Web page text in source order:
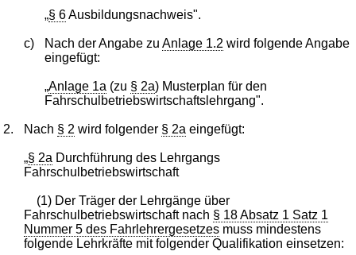
„§ 6Ausbildungsnachweis".
c) Nach der Angabe zu Anlage 1.2 wird folgende Angabe
eingefügt:
„Anlage 1a (zu § 2a) Musterplan für den
Fahrschulbetriebswirtschaftslehrgang".
2. Nach § 2 wird folgender § 2a eingefügt:
„§ 2a Durchführung des Lehrgangs
Fahrschulbetriebswirtschaft
(1) Der Träger der Lehrgänge über
Fahrschulbetriebswirtschaft nach § 18 Absatz 1 Satz 1
Nummer 5 des Fahrlehrergesetzes muss mindestens
folgende Lehrkräfte mit folgender Qualifikation einsetzen: